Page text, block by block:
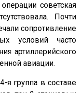
советская
Почти
сопротивление
условий часто
артиллерийского
авиации.
я группа в составе